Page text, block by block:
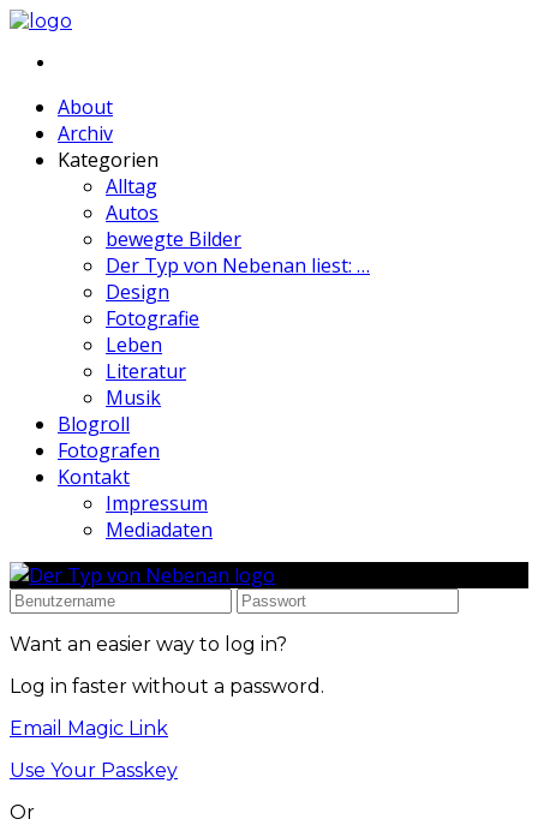
About
Archiv
Kategorien
Alltag
Autos
bewegte Bilder
Der Typ von Nebenan liest: …
Design
Fotografie
Leben
Literatur
Musik
Blogroll
Fotografen
Kontakt
Impressum
Mediadaten
Want an easier way to log in?
Log in faster without a password.
Email Magic Link
Use Your Passkey
Or